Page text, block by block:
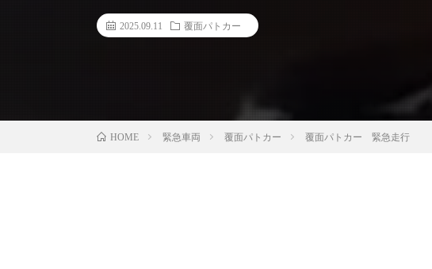
2025.09.11 覆面パトカー
HOME 緊急車両 覆面パトカー 覆面パトカー 緊急走行